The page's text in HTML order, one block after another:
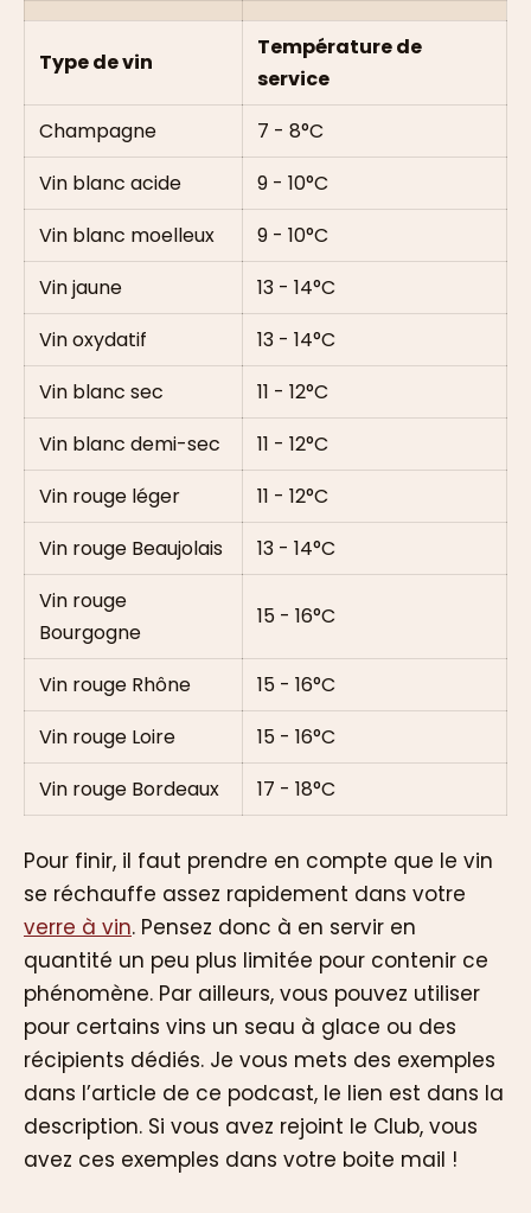
Type de vin
Température de
service
Champagne
7 - 8°C
Vin blanc acide
9 - 10°C
Vin blanc moelleux
9 - 10°C
Vin jaune
13 - 14°C
Vin oxydatif
13 - 14°C
Vin blanc sec
11 - 12°C
Vin blanc demi-sec
11 - 12°C
Vin rouge léger
11 - 12°C
Vin rouge Beaujolais
13 - 14°C
Vin rouge
Bourgogne
15 - 16°C
Vin rouge Rhône
15 - 16°C
Vin rouge Loire
15 - 16°C
Vin rouge Bordeaux
17 - 18°C
Pour finir, il faut prendre en compte que le vin
se réchauffe assez rapidement dans votre
verre à vin. Pensez donc à en servir en
quantité un peu plus limitée pour contenir ce
phénomène. Par ailleurs, vous pouvez utiliser
pour certains vins un seau à glace ou des
récipients dédiés. Je vous mets des exemples
dans l’article de ce podcast, le lien est dans la
description. Si vous avez rejoint le Club, vous
avez ces exemples dans votre boite mail !